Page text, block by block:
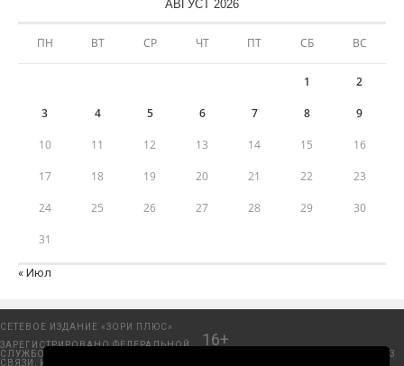
АВГУСТ 2026
ПН ВТ СР ЧТ ПТ СБ ВС
1 2
3 4 5 6 7 8 9
10 11 12 13 14 15 16
17 18 19 20 21 22 23
24 25 26 27 28 29 30
31
« Июл
СЕТЕВОЕ ИЗДАНИЕ «ЗОРИ ПЛЮС»
ЗАРЕГИСТРИРОВАНО ФЕДЕРАЛЬНОЙ
СЛУЖБОЙ ПО НАДЗОРУ В СФЕРЕ
СВЯЗИ, ИНФОРМАЦИОННЫХ
16+
Добрянский городской портал. © 2006 - 2023